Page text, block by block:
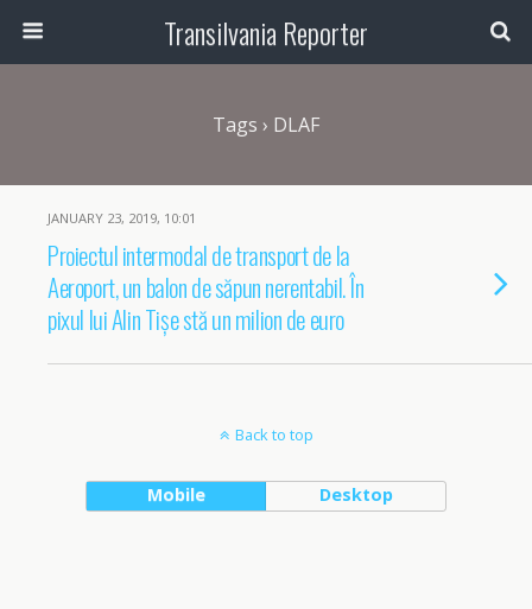
Transilvania Reporter
Tags › DLAF
JANUARY 23, 2019, 10:01
Proiectul intermodal de transport de la
Aeroport, un balon de săpun nerentabil. În
pixul lui Alin Tișe stă un milion de euro
Back to top
Mobile Desktop